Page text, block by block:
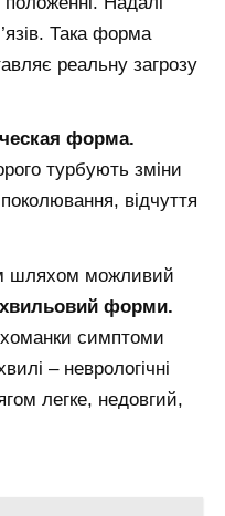
Така форма
реальну загрозу
форма.
турбують зміни
поколювання, відчуття
шляхом можливий
форми.
симптоми
– неврологічні
легке, недовгий,